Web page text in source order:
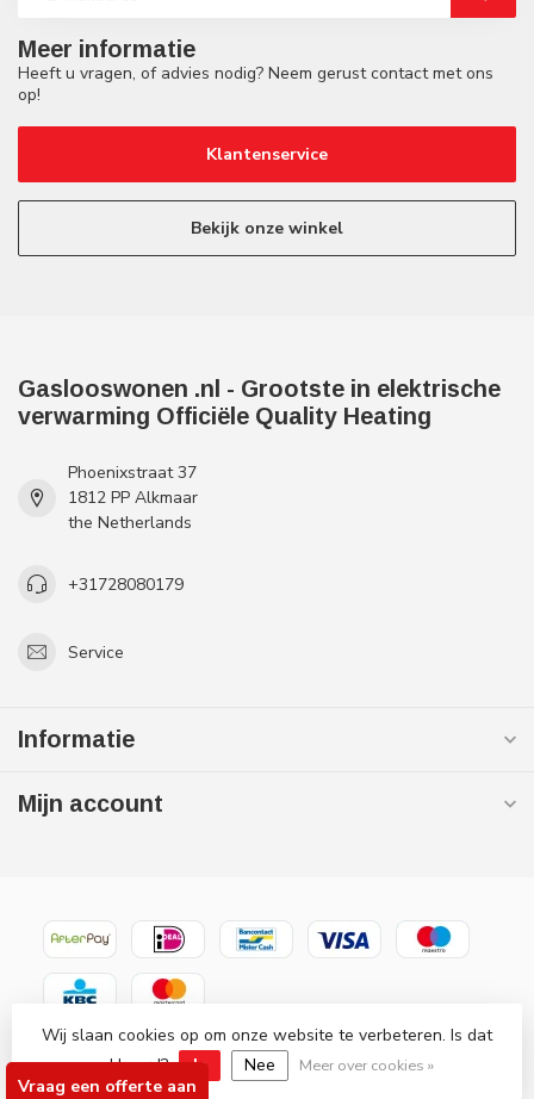
Vraag een offerte aan
Meer informatie
Heeft u vragen, of advies nodig? Neem gerust contact met ons
op!
Klantenservice
Bekijk onze winkel
Gaslooswonen .nl - Grootste in elektrische
verwarming Officiële Quality Heating
Phoenixstraat 37
1812 PP Alkmaar
the Netherlands
+31728080179
Service
Informatie
Mijn account
© Copyright 2026 Gaslooswonen .nl - Grootste in elektrische
verwarming Officiële Quality Heating
Wij slaan cookies op om onze website te verbeteren. Is dat
akkoord?
Ja Nee Meer over cookies »